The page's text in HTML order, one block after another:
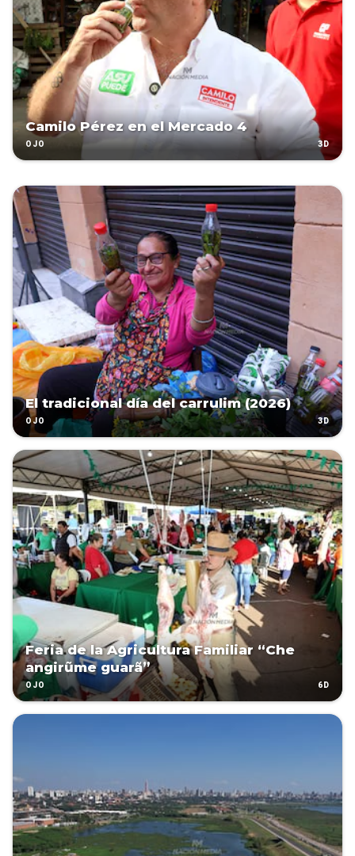
Camilo Pérez en el Mercado 4
OJO 3D
El tradicional día del carrulim (2026)
OJO 3D
Feria de la Agricultura Familiar “Che
angirũme guarã”
OJO 6D